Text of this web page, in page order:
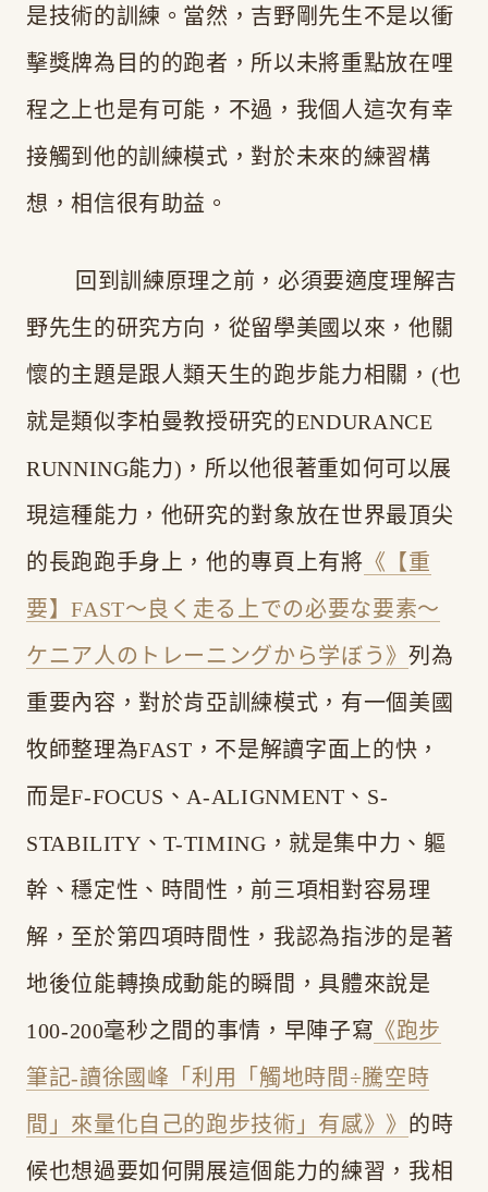
是技術的訓練。當然，吉野剛先生不是以衝
擊獎牌為目的的跑者，所以未將重點放在哩
程之上也是有可能，不過，我個人這次有幸
接觸到他的訓練模式，對於未來的練習構
想，相信很有助益。
回到訓練原理之前，必須要適度理解吉
野先生的研究方向，從留學美國以來，他關
懷的主題是跟人類天生的跑步能力相關，(也
就是類似李柏曼教授研究的ENDURANCE
RUNNING能力)，所以他很著重如何可以展
現這種能力，他研究的對象放在世界最頂尖
的長跑跑手身上，他的專頁上有將 《【重
要】FAST〜良く走る上での必要な要素〜
ケニア人のトレーニングから学ぼう》 列為
重要內容，對於肯亞訓練模式，有一個美國
牧師整理為FAST，不是解讀字面上的快，
而是F-FOCUS、A-ALIGNMENT、S-
STABILITY、T-TIMING，就是集中力、軀
幹、穩定性、時間性，前三項相對容易理
解，至於第四項時間性，我認為指涉的是著
地後位能轉換成動能的瞬間，具體來說是
100-200毫秒之間的事情，早陣子寫 《跑步
筆記-讀徐國峰「利用「觸地時間÷騰空時
間」來量化自己的跑步技術」有感》》 的時
候也想過要如何開展這個能力的練習，我相